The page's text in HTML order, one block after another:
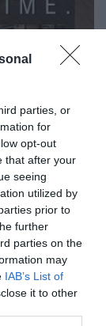
parties, or
for
opt-out
that after your
seeing
utilized by
prior to
further
parties on the
may
IAB’s List of
it to other
δειλίας και